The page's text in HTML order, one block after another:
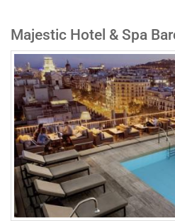
Majestic Hotel & Spa